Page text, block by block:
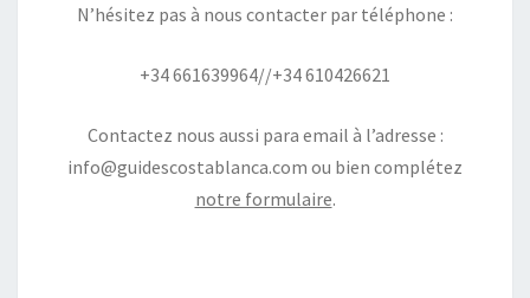
N’hésitez pas à nous contacter par téléphone :
+34 661639964//+34 610426621
Contactez nous aussi para email à l’adresse :
info@guidescostablanca.com ou bien complétez
notre formulaire.